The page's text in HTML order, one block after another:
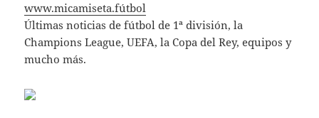
www.micamiseta.fútbol
Últimas noticias de fútbol de 1ª división, la
Champions League, UEFA, la Copa del Rey, equipos y
mucho más.